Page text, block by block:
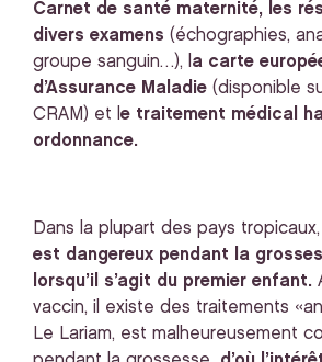
Carnet de santé maternité, les
divers examens (échographies,
groupe sanguin…), l a carte
d’Assurance Maladie (disponible
CRAM) et l e traitement médical
ordonnance.
Dans la plupart des pays tropicaux,
est dangereux pendant la
lorsqu’il s’agit du premier enfant.
vaccin, il existe des traitements
Le Lariam, est malheureusement